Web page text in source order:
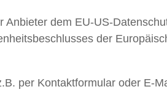
dem EU-US-
der
per Kontaktformular oder E-